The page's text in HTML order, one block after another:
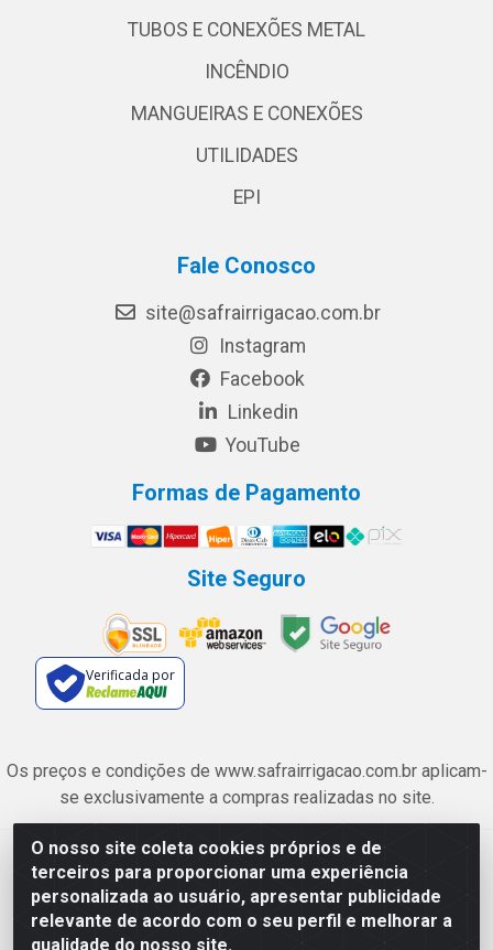
O nosso site coleta cookies próprios e de
terceiros para proporcionar uma experiência
personalizada ao usuário, apresentar publicidade
relevante de acordo com o seu perfil e melhorar a
qualidade do nosso site.
TUBOS E CONEXÕES METAL
INCÊNDIO
MANGUEIRAS E CONEXÕES
UTILIDADES
EPI
Fale Conosco
site@safrairrigacao.com.br
Instagram
Facebook
Linkedin
YouTube
Formas de Pagamento
Site Seguro
Verificada por
Os preços e condições de www.safrairrigacao.com.br aplicam-
se exclusivamente a compras realizadas no site.
Safra Agrícola e Pecuária LTDA - Avenida Castelo Branco, 5330 -
Esplanada dos Anicuns, Goiânia/GO - CEP 74.433-205 - CNPJ
06.315.490/0001-00